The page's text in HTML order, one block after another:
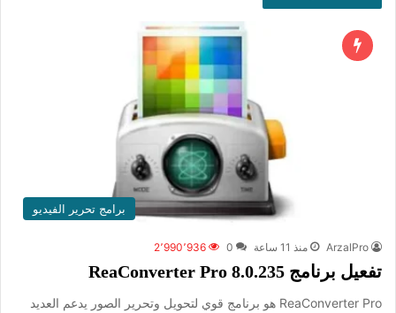
برامج تحرير الفيديو
ArzalPro منذ 11 ساعة 0 2٬990٬936
تفعيل برنامج ReaConverter Pro 8.0.235
ReaConverter Pro هو برنامج قوي لتحويل وتحرير الصور يدعم العديد